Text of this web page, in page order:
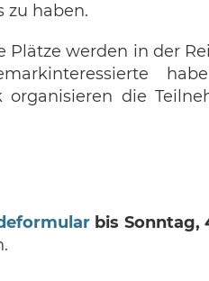
zu haben.
werden in der
die
bis Sonntag,